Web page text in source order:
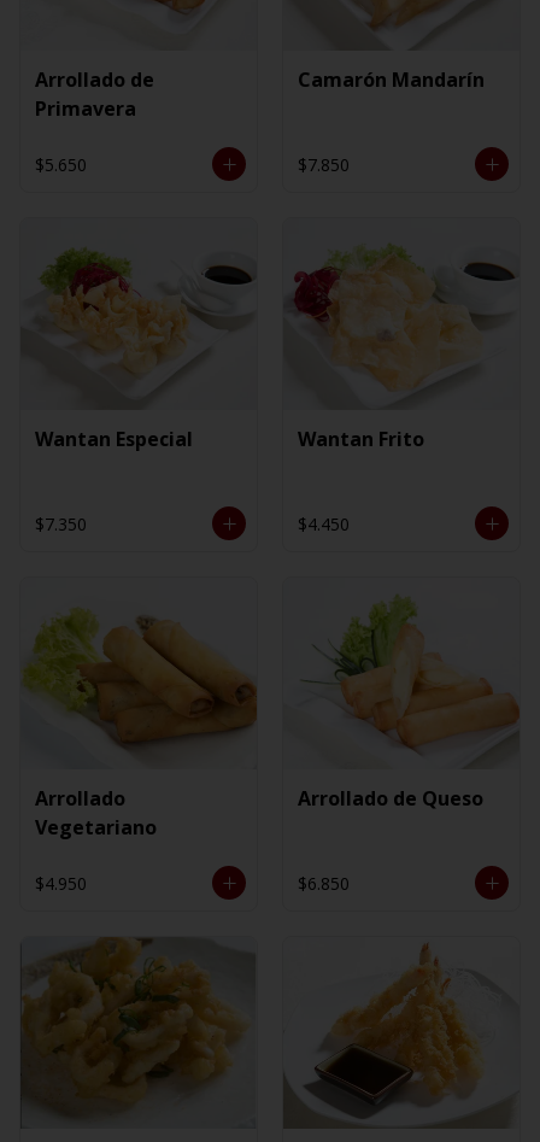
Arrollado de
Primavera
$5.650
Camarón Mandarín
$7.850
Wantan Especial
$7.350
Wantan Frito
$4.450
Arrollado
Vegetariano
$4.950
Arrollado de Queso
$6.850